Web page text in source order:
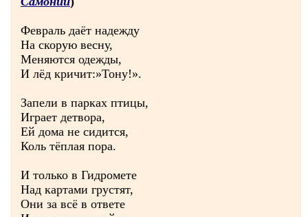
Февраль даёт надежду
На скорую весну,
Меняются одежды,
И лёд кричит:»Тону!».
Запели в парках птицы,
Играет детвора,
Ей дома не сидится,
Коль тёплая пора.
И только в Гидромете
Над картами грустят,
Они за всё в ответе